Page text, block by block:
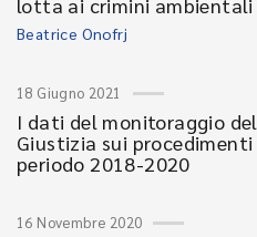
Beatrice Onofrj
18 Giugno 2021
I dati del monitoraggio
Giustizia sui
periodo 2018-2020
16 Novembre 2020